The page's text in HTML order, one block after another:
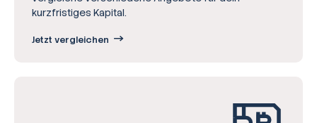
kurzfristiges Kapital.
Jetzt vergleichen